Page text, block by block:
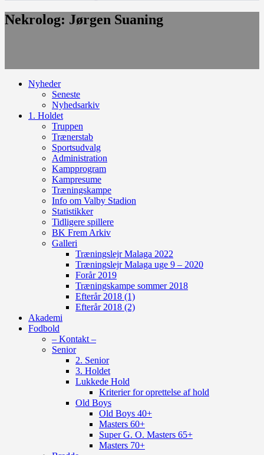
Nekrolog: Jørgen Suaning
Nyheder
Seneste
Nyhedsarkiv
1. Holdet
Truppen
Trænerstab
Sportsudvalg
Administration
Kampprogram
Kampresume
Træningskampe
Info om Valby Stadion
Statistikker
Tidligere spillere
BK Frem Arkiv
Galleri
Træningslejr Malaga 2022
Træningslejr Malaga uge 9 – 2020
Forår 2019
Træningskampe sommer 2018
Efterår 2018 (1)
Efterår 2018 (2)
Akademi
Fodbold
– Kontakt –
Senior
2. Senior
3. Holdet
Lukkede Hold
Kriterier for oprettelse af hold
Old Boys
Old Boys 40+
Masters 60+
Super G. O. Masters 65+
Masters 70+